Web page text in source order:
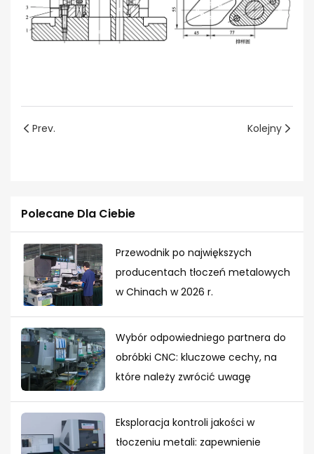
Prev. Kolejny
Polecane Dla Ciebie
Przewodnik po największych
producentach tłoczeń metalowych
w Chinach w 2026 r.
Wybór odpowiedniego partnera do
obróbki CNC: kluczowe cechy, na
które należy zwrócić uwagę
Eksploracja kontroli jakości w
tłoczeniu metali: zapewnienie